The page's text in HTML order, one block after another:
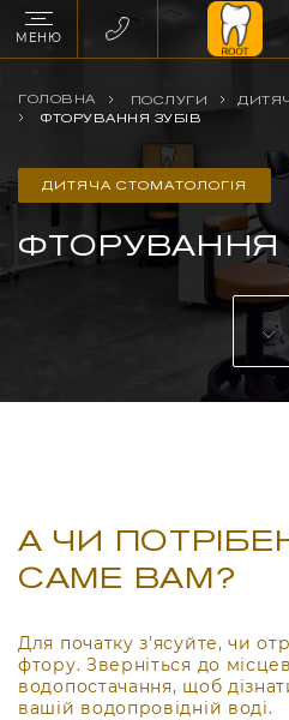
МЕНЮ
ГОЛОВНА ПОСЛУГИ
ФТОРУВАННЯ ЗУБІВ
ДИТЯЧА СТОМАТОЛОГІЯ
ФТОРУВАННЯ
А ЧИ
САМЕ ВАМ?
Для початку з'ясуйте, чи
фтору. Зверніться до
водопостачання, щоб
вашій водопровідній воді.